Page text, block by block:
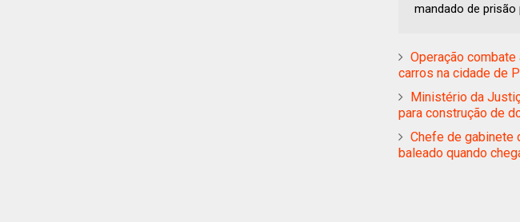
mandado de prisão
Operação
carros na cidade de
Ministério da
para construção de
Chefe de gabinete
baleado quando